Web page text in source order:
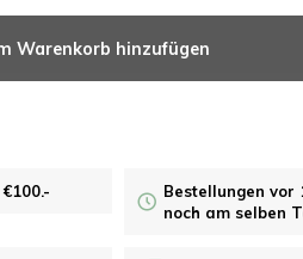
Warenkorb hinzufügen
Bestellungen vor
noch am selben